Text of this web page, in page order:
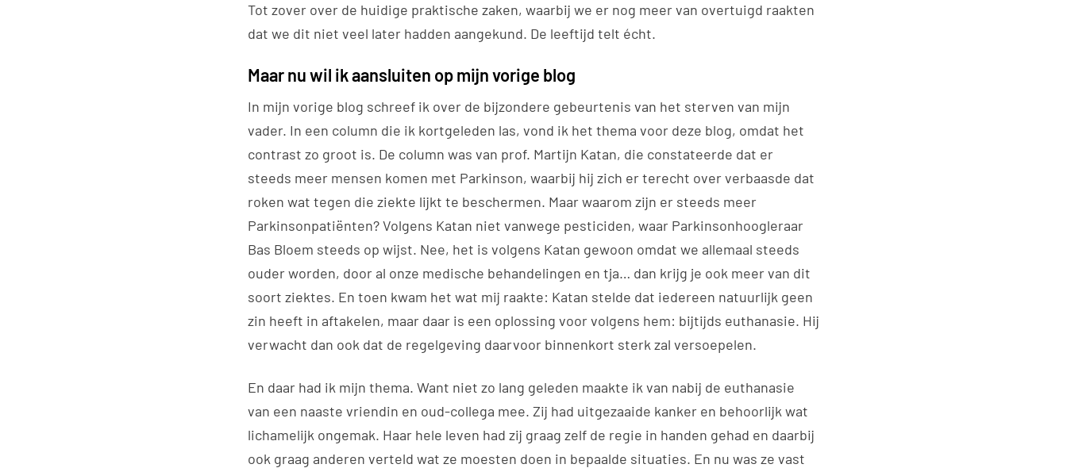
Tot zover over de huidige praktische zaken, waarbij we er nog meer van overtuigd raakten
dat we dit niet veel later hadden aangekund. De leeftijd telt écht.
Maar nu wil ik aansluiten op mijn vorige blog
In mijn vorige blog schreef ik over de bijzondere gebeurtenis van het sterven van mijn
vader. In een column die ik kortgeleden las, vond ik het thema voor deze blog, omdat het
contrast zo groot is. De column was van prof. Martijn Katan, die constateerde dat er
steeds meer mensen komen met Parkinson, waarbij hij zich er terecht over verbaasde dat
roken wat tegen die ziekte lijkt te beschermen. Maar waarom zijn er steeds meer
Parkinsonpatiënten? Volgens Katan niet vanwege pesticiden, waar Parkinsonhoogleraar
Bas Bloem steeds op wijst. Nee, het is volgens Katan gewoon omdat we allemaal steeds
ouder worden, door al onze medische behandelingen en tja… dan krijg je ook meer van dit
soort ziektes. En toen kwam het wat mij raakte: Katan stelde dat iedereen natuurlijk geen
zin heeft in aftakelen, maar daar is een oplossing voor volgens hem: bijtijds euthanasie. Hij
verwacht dan ook dat de regelgeving daarvoor binnenkort sterk zal versoepelen.
En daar had ik mijn thema. Want niet zo lang geleden maakte ik van nabij de euthanasie
van een naaste vriendin en oud-collega mee. Zij had uitgezaaide kanker en behoorlijk wat
lichamelijk ongemak. Haar hele leven had zij graag zelf de regie in handen gehad en daarbij
ook graag anderen verteld wat ze moesten doen in bepaalde situaties. En nu was ze vast